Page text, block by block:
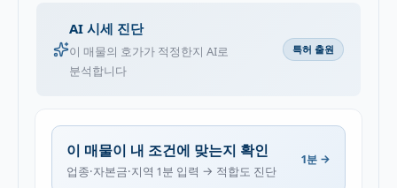
AI 시세 진단
이 매물의 호가가 적정한지 AI로
분석합니다
특허 출원
이 매물이 내 조건에 맞는지 확인
업종·자본금·지역 1분 입력 → 적합도 진단
1분 →